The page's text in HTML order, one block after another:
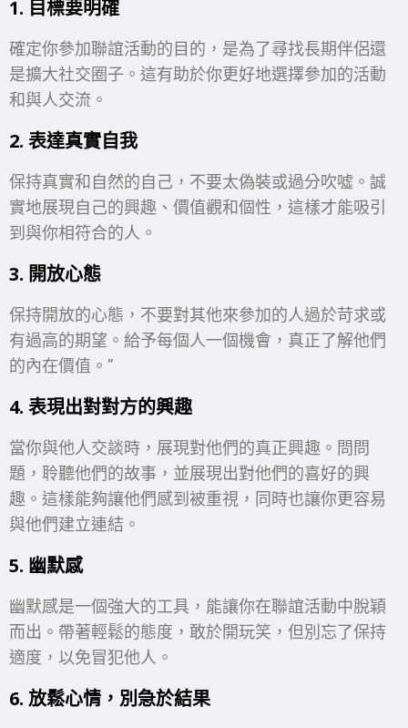
1. 目標要明確
確定你參加聯誼活動的目的，是為了尋找長期伴侶還
是擴大社交圈子。這有助於你更好地選擇參加的活動
和與人交流。
2. 表達真實自我
保持真實和自然的自己，不要太偽裝或過分吹噓。誠
實地展現自己的興趣、價值觀和個性，這樣才能吸引
到與你相符合的人。
3. 開放心態
保持開放的心態，不要對其他來參加的人過於苛求或
有過高的期望。給予每個人一個機會，真正了解他們
的內在價值。”
4. 表現出對對方的興趣
當你與他人交談時，展現對他們的真正興趣。問問
題，聆聽他們的故事，並展現出對他們的喜好的興
趣。這樣能夠讓他們感到被重視，同時也讓你更容易
與他們建立連結。
5. 幽默感
幽默感是一個強大的工具，能讓你在聯誼活動中脫穎
而出。帶著輕鬆的態度，敢於開玩笑，但別忘了保持
適度，以免冒犯他人。
6. 放鬆心情，別急於結果